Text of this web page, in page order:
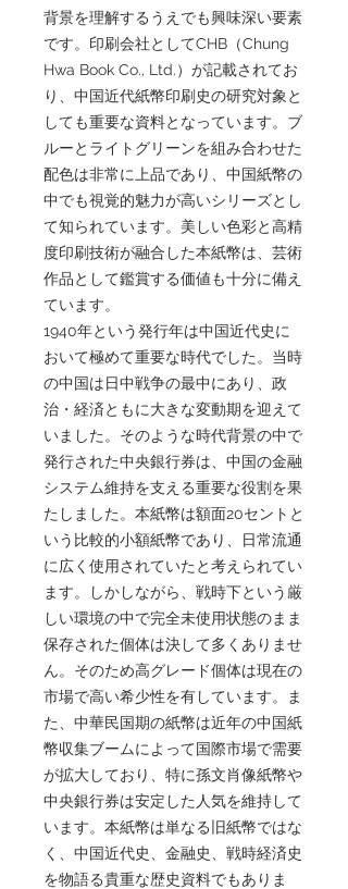
背景を理解するうえでも興味深い要素
です。印刷会社としてCHB（Chung
Hwa Book Co., Ltd.）が記載されてお
り、中国近代紙幣印刷史の研究対象と
しても重要な資料となっています。ブ
ルーとライトグリーンを組み合わせた
配色は非常に上品であり、中国紙幣の
中でも視覚的魅力が高いシリーズとし
て知られています。美しい色彩と高精
度印刷技術が融合した本紙幣は、芸術
作品として鑑賞する価値も十分に備え
ています。
1940年という発行年は中国近代史に
おいて極めて重要な時代でした。当時
の中国は日中戦争の最中にあり、政
治・経済ともに大きな変動期を迎えて
いました。そのような時代背景の中で
発行された中央銀行券は、中国の金融
システム維持を支える重要な役割を果
たしました。本紙幣は額面20セントと
いう比較的小額紙幣であり、日常流通
に広く使用されていたと考えられてい
ます。しかしながら、戦時下という厳
しい環境の中で完全未使用状態のまま
保存された個体は決して多くありませ
ん。そのため高グレード個体は現在の
市場で高い希少性を有しています。ま
た、中華民国期の紙幣は近年の中国紙
幣収集ブームによって国際市場で需要
が拡大しており、特に孫文肖像紙幣や
中央銀行券は安定した人気を維持して
います。本紙幣は単なる旧紙幣ではな
く、中国近代史、金融史、戦時経済史
を物語る貴重な歴史資料でもありま